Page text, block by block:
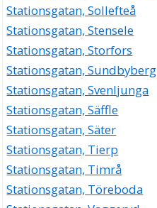
Stationsgatan, Sollefteå
Stationsgatan, Stensele
Stationsgatan, Storfors
Stationsgatan, Sundbyberg
Stationsgatan, Svenljunga
Stationsgatan, Säffle
Stationsgatan, Säter
Stationsgatan, Tierp
Stationsgatan, Timrå
Stationsgatan, Töreboda